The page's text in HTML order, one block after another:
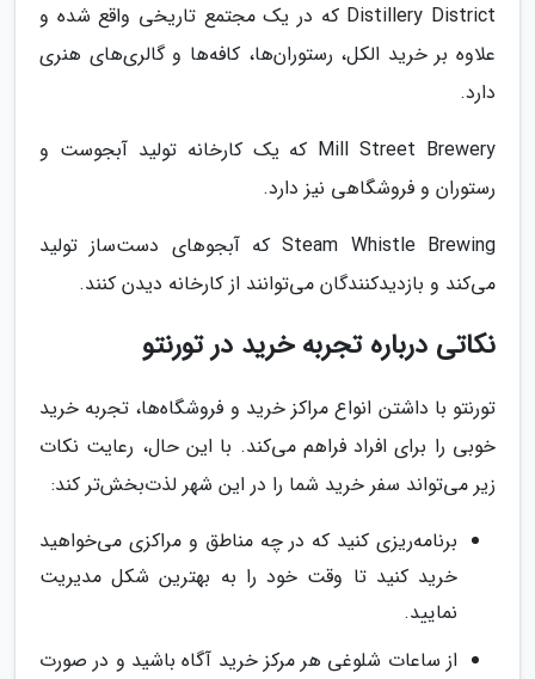
Distillery District که در یک مجتمع تاریخی واقع شده و
علاوه بر خرید الکل، رستوران‌ها، کافه‌ها و گالری‌های هنری
دارد.
Mill Street Brewery که یک کارخانه تولید آبجوست و
رستوران و فروشگاهی نیز دارد.
Steam Whistle Brewing که آبجوهای دست‌ساز تولید
می‌کند و بازدیدکنندگان می‌توانند از کارخانه دیدن کنند.
نکاتی درباره تجربه خرید در تورنتو
تورنتو با داشتن انواع مراکز خرید و فروشگاه‌ها، تجربه خرید
خوبی را برای افراد فراهم می‌کند. با این حال، رعایت نکات
زیر می‌تواند سفر خرید شما را در این شهر لذت‌بخش‌تر کند:
برنامه‌ریزی کنید که در چه مناطق و مراکزی می‌خواهید
خرید کنید تا وقت خود را به بهترین شکل مدیریت
نمایید.
از ساعات شلوغی هر مرکز خرید آگاه باشید و در صورت